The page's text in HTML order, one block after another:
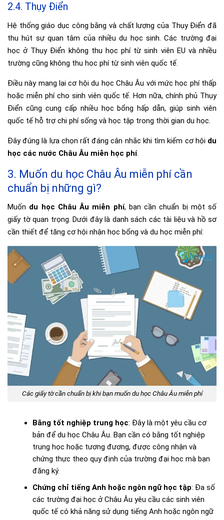
2.4. Thụy Điển
Hệ thống giáo dục công bằng và chất lượng của Thụy Điển đã
thu hút sự quan tâm của nhiều du học sinh. Các trường đại
học ở Thụy Điển không thu học phí từ sinh viên EU và nhiều
trường cũng không thu học phí từ sinh viên quốc tế.
Điều này mang lại cơ hội du học Châu Âu với mức học phí thấp
hoặc miễn phí cho sinh viên quốc tế. Hơn nữa, chính phủ Thụy
Điển cũng cung cấp nhiều học bổng hấp dẫn, giúp sinh viên
quốc tế hỗ trợ chi phí sống và học tập trong thời gian du học.
Đây đúng là lựa chọn rất đáng cân nhắc khi tìm kiếm cơ hội du
học các nước Châu Âu miễn học phí.
3. Muốn du học Châu Âu miễn phí cần
chuẩn bị những gì?
Muốn du học Châu Âu miễn phí, bạn cần chuẩn bị một số
giấy tờ quan trọng. Dưới đây là danh sách các tài liệu và hồ sơ
cần thiết để tăng cơ hội nhận học bổng và du học miễn phí:
Các giấy tờ cần chuẩn bị khi bạn muốn du học Châu Âu miễn phí
Bằng tốt nghiệp trung học: Đây là một yêu cầu cơ
bản để du học Châu Âu. Bạn cần có bằng tốt nghiệp
trung học hoặc tương đương, được công nhận và
chứng thực theo quy định của trường đại học mà bạn
đăng ký.
Chứng chỉ tiếng Anh hoặc ngôn ngữ học tập: Đa số
các trường đại học ở Châu Âu yêu cầu các sinh viên
quốc tế có khả năng sử dụng tiếng Anh hoặc ngôn ngữ